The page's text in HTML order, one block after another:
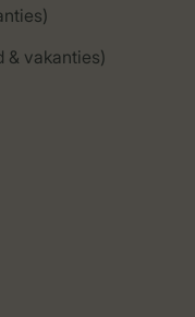
& vakanties)